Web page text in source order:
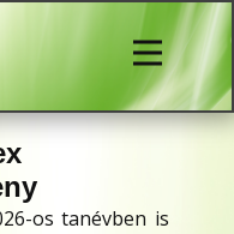
is